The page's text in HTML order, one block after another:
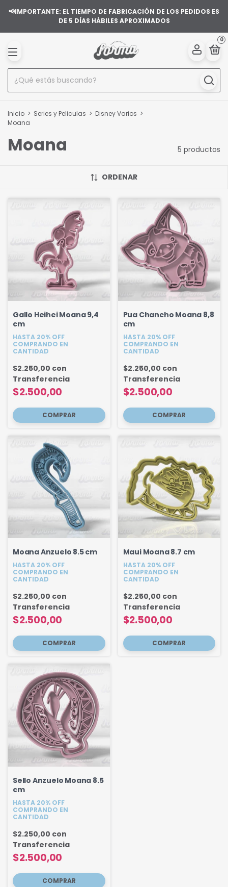
📢IMPORTANTE: EL TIEMPO DE FABRICACIÓN DE LOS PEDIDOS ES
DE 5 DÍAS HÁBILES APROXIMADOS
0
Inicio > Series y Peliculas > Disney Varios >
Moana
Moana 5 productos
ORDENAR
Gallo Heihei Moana 9,4
cm
HASTA 20% OFF
COMPRANDO EN
CANTIDAD
$2.500,00
$2.250,00 con
Transferencia
Pua Chancho Moana 8,8
cm
HASTA 20% OFF
COMPRANDO EN
CANTIDAD
$2.500,00
$2.250,00 con
Transferencia
Moana Anzuelo 8.5 cm
HASTA 20% OFF
COMPRANDO EN
CANTIDAD
$2.500,00
$2.250,00 con
Transferencia
Maui Moana 8.7 cm
HASTA 20% OFF
COMPRANDO EN
CANTIDAD
$2.500,00
$2.250,00 con
Transferencia
Sello Anzuelo Moana 8.5
cm
HASTA 20% OFF
COMPRANDO EN
CANTIDAD
$2.500,00
$2.250,00 con
Transferencia